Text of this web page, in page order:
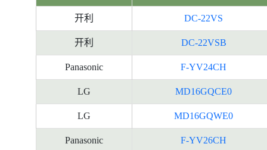
开利 DC-22VS
开利 DC-22VSB
Panasonic F-YV24CH
LG MD16GQCE0
LG MD16GQWE0
Panasonic F-YV26CH